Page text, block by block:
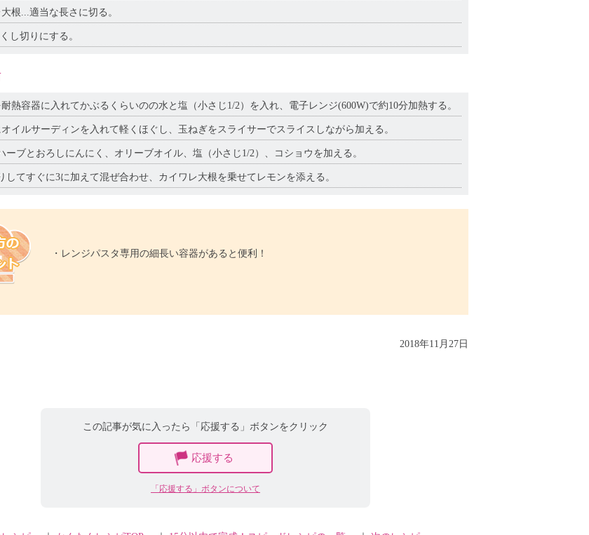
根...適当な長さに切る。
し切りにする。
熱容器に入れてかぶるくらいのの水と塩（小さじ1/2）を入れ、電子レンジ(600W)で約10分加熱する。
イルサーディンを入れて軽くほぐし、玉ねぎをスライサーでスライスしながら加える。
ーブとおろしにんにく、オリーブオイル、塩（小さじ1/2）、コショウを加える。
してすぐに3に加えて混ぜ合わせ、カイワレ大根を乗せてレモンを添える。
・レンジパスタ専用の細長い容器があると便利！
2018年11月27日
この記事が気に入ったら「応援する」ボタンをクリック
応援する
「応援する」ボタンについて